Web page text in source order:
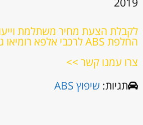
לקבלת הצעת מחיר משתלמת
החלפת ABS לרכבי אלפא רומיאו ג'וליה
צרו עמנו קשר >>
תגיות: שיפוץ ABS